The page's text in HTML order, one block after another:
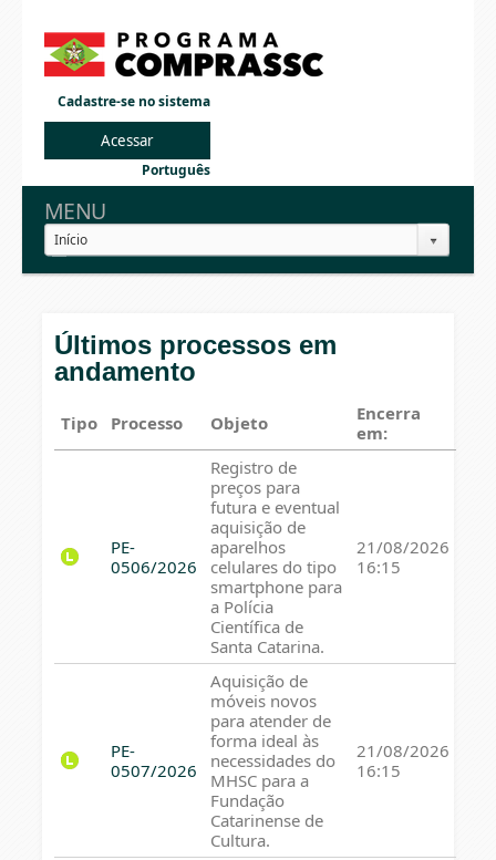
Cadastre-se no sistema
Português
MENU
Início
Últimos processos em
andamento
Tipo Processo Objeto
Encerra
em:
PE-
0506/2026
Registro de
preços para
futura e eventual
aquisição de
aparelhos
celulares do tipo
smartphone para
a Polícia
Científica de
Santa Catarina.
21/08/2026
16:15
PE-
0507/2026
Aquisição de
móveis novos
para atender de
forma ideal às
necessidades do
MHSC para a
Fundação
Catarinense de
Cultura.
21/08/2026
16:15